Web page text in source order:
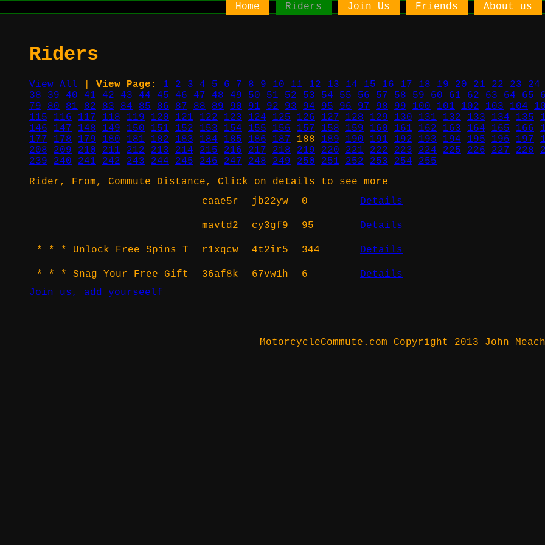
Home Riders Join Us Friends About us
Riders
View All View Page: 1 2 3 4 5 6 7 8 9 10 11 12 13 14 15 16 17 18 19 20 21 22 23
24
38
39 40 41 42 43 44 45 46 47 48 49 50 51 52 53 54 55 56 57 58 59 60 61 62 63 64 65
79
80 81 82 83 84 85 86 87 88 89 90 91 92 93 94 95 96 97 98 99 100 101 102 103 104
115
116 117 118 119 120 121 122 123 124 125 126 127 128 129 130 131 132 133 134 135
146
147 148 149 150 151 152 153 154 155 156 157 158 159 160 161 162 163 164 165 166
177
178 179 180 181 182 183 184 185 186 187 188 189 190 191 192 193 194 195 196 197
208
209 210 211 212 213 214 215 216 217 218 219 220 221 222 223 224 225 226 227 228
239
240 241 242 243 244 245 246 247 248 249 250 251 252 253 254
255
Rider, From, Commute Distance, Click on details to see more
caae5r
jb22yw 0 Details
mavtd2 cy3gf9 95 Details
* * * Unlock Free Spins T r1xqcw 4t2ir5 344 Details
* * * Snag Your Free Gift 36af8k 67vw1h 6
Details
Join us, add yourseelf
MotorcycleCommute.com Copyright 2013 John